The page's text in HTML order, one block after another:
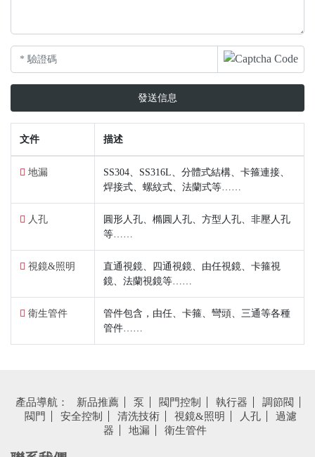
發送信息
文件 描述
地漏
SS304、SS316L、分體式結構、卡箍連接、
焊接式、螺紋式、法蘭式等……
人孔
圓形人孔、橢圓人孔、方型人孔、非壓人孔
等……
視鏡&照明
直通視鏡、四通視鏡、由任視鏡、卡箍視
鏡、法蘭視鏡等……
衛生管件
管件包含，由任、卡箍、彎頭、三通等各種
管件……
產品導航： 新品推薦 泵 閥門控制 執行器
調節閥
閥門
安全控制 清洗技術 視鏡&照明 人孔
過濾
器
地漏 衛生管件